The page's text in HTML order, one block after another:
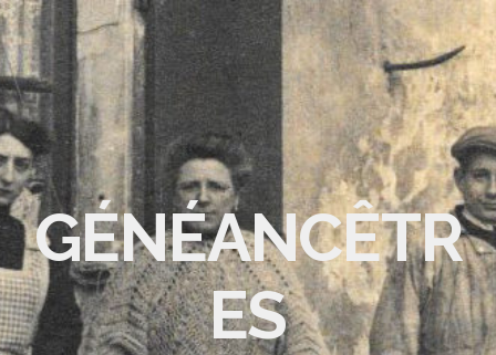
GÉNÉANCÊTR
ES